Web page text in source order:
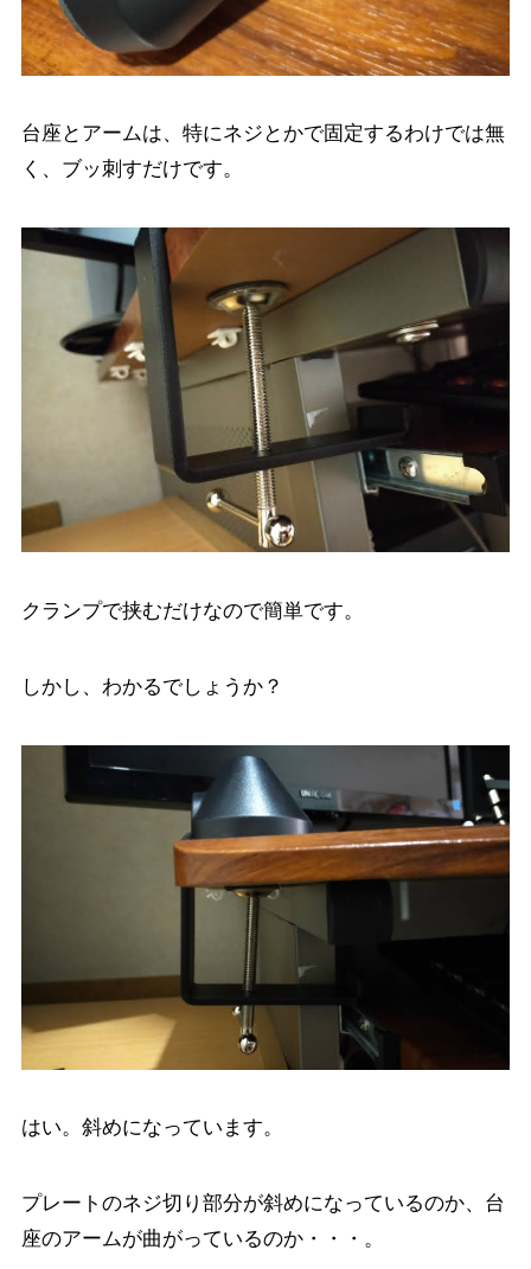
台座とアームは、特にネジとかで固定するわけでは無
く、ブッ刺すだけです。
クランプで挟むだけなので簡単です。
しかし、わかるでしょうか？
はい。斜めになっています。
プレートのネジ切り部分が斜めになっているのか、台
座のアームが曲がっているのか・・・。